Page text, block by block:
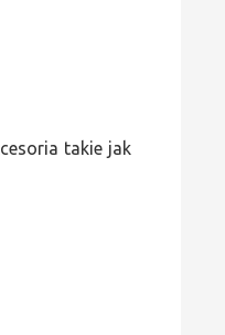
takie jak